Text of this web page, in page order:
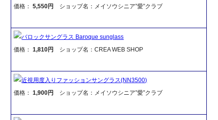
価格：5,550円 ショップ名：メイソウシニア”愛”クラブ
バロックサングラス Baroque sunglass
価格：1,810円 ショップ名：CREA WEB SHOP
近視用度入りファッションサングラス(NN3500)
価格：1,900円 ショップ名：メイソウシニア”愛”クラブ